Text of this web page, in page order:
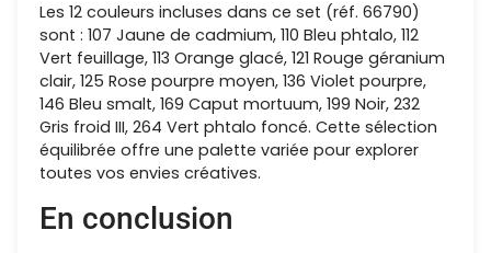
Les 12 couleurs incluses dans ce set (réf. 66790)
sont : 107 Jaune de cadmium, 110 Bleu phtalo, 112
Vert feuillage, 113 Orange glacé, 121 Rouge géranium
clair, 125 Rose pourpre moyen, 136 Violet pourpre,
146 Bleu smalt, 169 Caput mortuum, 199 Noir, 232
Gris froid III, 264 Vert phtalo foncé. Cette sélection
équilibrée offre une palette variée pour explorer
toutes vos envies créatives.
En conclusion